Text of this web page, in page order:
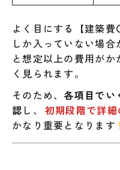
よく目にする【建築
しか入っていない場
と想定以上の費用が
く見られます。
そのため、各項目でい
認 し、 初期段階で詳
かなり重要となります